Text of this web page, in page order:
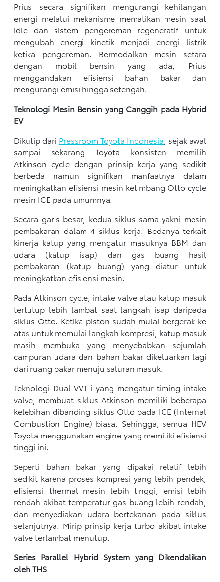
Prius secara signifikan mengurangi kehilangan
energi melalui mekanisme mematikan mesin saat
idle dan sistem pengereman regeneratif untuk
mengubah energi kinetik menjadi energi listrik
ketika pengereman. Bermodalkan mesin setara
dengan mobil bensin yang ada, Prius
menggandakan efisiensi bahan bakar dan
mengurangi emisi hingga setengah.
Teknologi Mesin Bensin yang Canggih pada Hybrid
EV
Dikutip dari Pressroom Toyota Indonesia , sejak awal
sampai sekarang Toyota konsisten memilih
Atkinson cycle dengan prinsip kerja yang sedikit
berbeda namun signifikan manfaatnya dalam
meningkatkan efisiensi mesin ketimbang Otto cycle
mesin ICE pada umumnya.
Secara garis besar, kedua siklus sama yakni mesin
pembakaran dalam 4 siklus kerja. Bedanya terkait
kinerja katup yang mengatur masuknya BBM dan
udara (katup isap) dan gas buang hasil
pembakaran (katup buang) yang diatur untuk
meningkatkan efisiensi mesin.
Pada Atkinson cycle, intake valve atau katup masuk
tertutup lebih lambat saat langkah isap daripada
siklus Otto. Ketika piston sudah mulai bergerak ke
atas untuk memulai langkah kompresi, katup masuk
masih membuka yang menyebabkan sejumlah
campuran udara dan bahan bakar dikeluarkan lagi
dari ruang bakar menuju saluran masuk.
Teknologi Dual VVT-i yang mengatur timing intake
valve, membuat siklus Atkinson memiliki beberapa
kelebihan dibanding siklus Otto pada ICE (Internal
Combustion Engine) biasa. Sehingga, semua HEV
Toyota menggunakan engine yang memiliki efisiensi
tinggi ini.
Seperti bahan bakar yang dipakai relatif lebih
sedikit karena proses kompresi yang lebih pendek,
efisiensi thermal mesin lebih tinggi, emisi lebih
rendah akibat temperatur gas buang lebih rendah,
dan menyediakan udara bertekanan pada siklus
selanjutnya. Mirip prinsip kerja turbo akibat intake
valve terlambat menutup.
Series Parallel Hybrid System yang Dikendalikan
oleh THS